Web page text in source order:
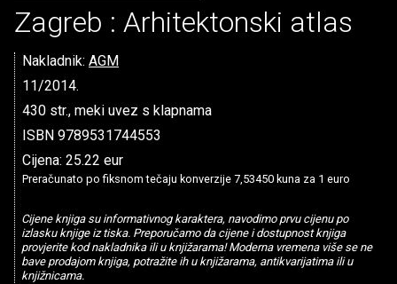
Zagreb : Arhitektonski atlas
Nakladnik: AGM
11/2014.
430 str., meki uvez s klapnama
ISBN 9789531744553
Cijena: 25.22 eur
Preračunato po fiksnom tečaju konverzije 7,53450 kuna za 1 euro
Cijene knjiga su informativnog karaktera, navodimo prvu cijenu po
izlasku knjige iz tiska. Preporučamo da cijene i dostupnost knjiga
provjerite kod nakladnika ili u knjižarama! Moderna vremena više se ne
bave prodajom knjiga, potražite ih u knjižarama, antikvarijatima ili u
knjižnicama.